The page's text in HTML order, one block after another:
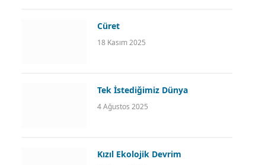
Cüret
18 Kasım 2025
Tek İstediğimiz Dünya
4 Ağustos 2025
Kızıl Ekolojik Devrim